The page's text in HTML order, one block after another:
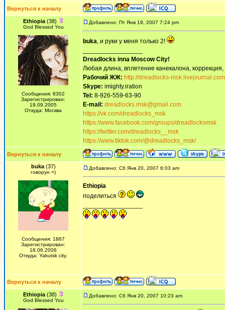
Вернуться к началу
Ethiopia(38)
God Blessed You
Сообщения: 8302
Зарегистрирован:
19.09.2005
Откуда: Москва
Добавлено: Пт Янв 19, 2007 7:24 pm
buka, и руки у меня только 2!
Dreadlocks inna Moscow Сity!
Любая длина, вплетение канекалона,
Рабочий ЖЖ: http://dreadlocks-
Skype: imighty.iration
Tel: 8-926-559-63-90
E-mail: dreadlocks.msk@gmail.com
https://vk.com/dreadlocks_msk
https://www.facebook.com/groups/dreadlocksmsk
https://twitter.com/dreadlocks__msk
https://www.tiktok.com/@dreadlocks_msk/
Вернуться к началу
buka(37)
говорун =)
Сообщения: 1867
Зарегистрирован:
18.06.2006
Откуда: Yakutsk city.
Добавлено: Сб Янв 20, 2007 6:03 am
Ethiopia
поделиться
Вернуться к началу
Ethiopia(38)
God Blessed You
Добавлено: Сб Янв 20, 2007 10:23 am